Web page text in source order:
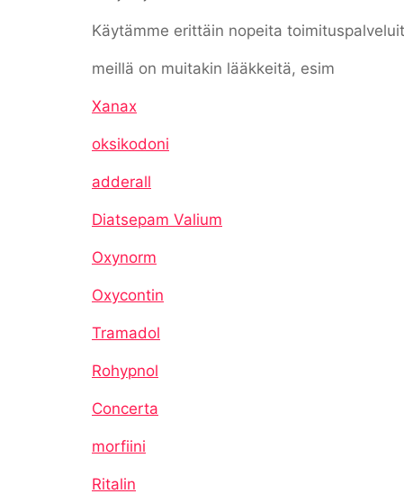
Käytämme erittäin nopeita
meillä on muitakin lääkkeitä, esim
Xanax
oksikodoni
adderall
Diatsepam Valium
Oxynorm
Oxycontin
Tramadol
Rohypnol
Concerta
morfiini
Ritalin